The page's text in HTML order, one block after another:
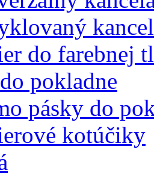
do farebnej
pokladne
pásky do
kotúčiky